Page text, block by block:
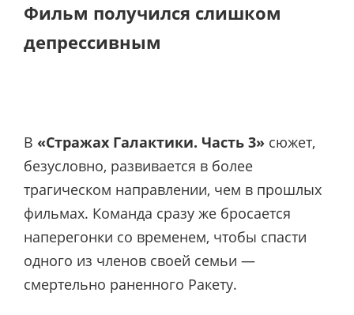
Фильм получился слишком
депрессивным
В «Стражах Галактики. Часть 3» сюжет,
безусловно, развивается в более
трагическом направлении, чем в прошлых
фильмах. Команда сразу же бросается
наперегонки со временем, чтобы спасти
одного из членов своей семьи —
смертельно раненного Ракету.